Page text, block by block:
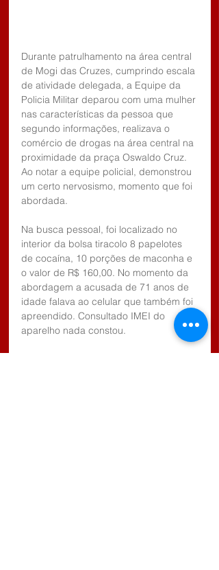
Durante patrulhamento na área central
de Mogi das Cruzes, cumprindo escala
de atividade delegada, a Equipe da
Policia Militar deparou com uma mulher
nas características da pessoa que
segundo informações, realizava o
comércio de drogas na área central na
proximidade da praça Oswaldo Cruz.
Ao notar a equipe policial, demonstrou
um certo nervosismo, momento que foi
abordada.
Na busca pessoal, foi localizado no
interior da bolsa tiracolo 8 papelotes
de cocaína, 10 porções de maconha e
o valor de R$ 160,00. No momento da
abordagem a acusada de 71 anos de
idade falava ao celular que também foi
apreendido. Consultado IMEI do
aparelho nada constou.